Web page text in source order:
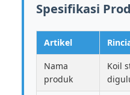
Spesifikasi
Artikel
Nama
produk
Koil